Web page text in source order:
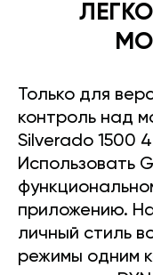
Только для
контроль над
Silverado 1500
Использовать
приложению.
личный стиль
режимы одним